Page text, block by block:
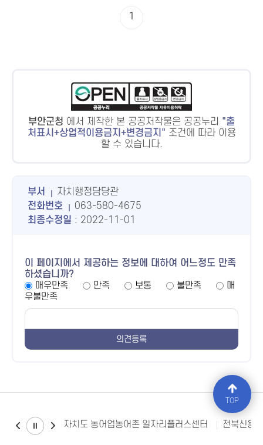
1
부안군청 에서 제작한 본 공공저작물은 공공누리
출
처표시+상업적이용금지+변경금지
조건에 따라 이용
할 수 있습니다.
부서
자치행정담당관
전화번호
063-580-4675
최종수정일 : 2022-11-01
이 페이지에서 제공하는 정보에 대하여 어느정도 만족
하셨습니까?
매우만족
만족 보통 불만족
매
우불만족
전북특별자치도 농어업농어촌 일자리플러스센터 전북신용
TOP